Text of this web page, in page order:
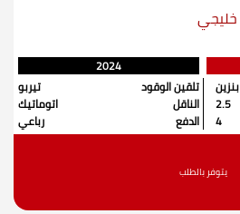
2024
بنزين
2.5
4
تلقين الوقود
تيربو
الناقل
اتوماتيك
الدفع
رباعي
يتوفر بالطلب